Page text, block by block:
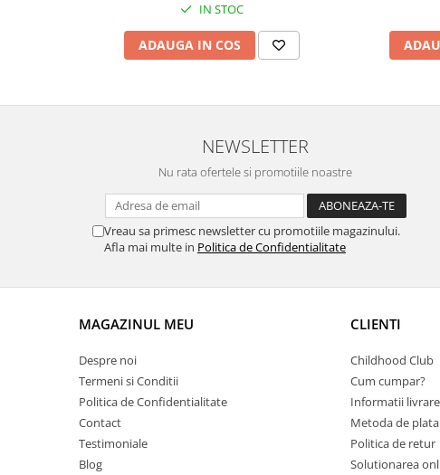
IN STOC
ADAUGA IN COS
NEWSLETTER
Nu rata ofertele si promotiile noastre
Vreau sa primesc newsletter cu promotiile magazinului.
Afla mai multe in Politica de Confidentialitate
MAGAZINUL MEU
Despre noi
Termeni si Conditii
Politica de Confidentialitate
Contact
Testimoniale
Blog
CLIENTI
Childhood Club
Cum cumpar?
Informatii livrare
Metoda de plata
Politica de retur
Solutionarea